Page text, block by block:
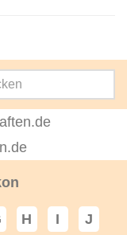
H I
J